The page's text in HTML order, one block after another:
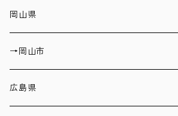
岡山県
→岡山市
広島県